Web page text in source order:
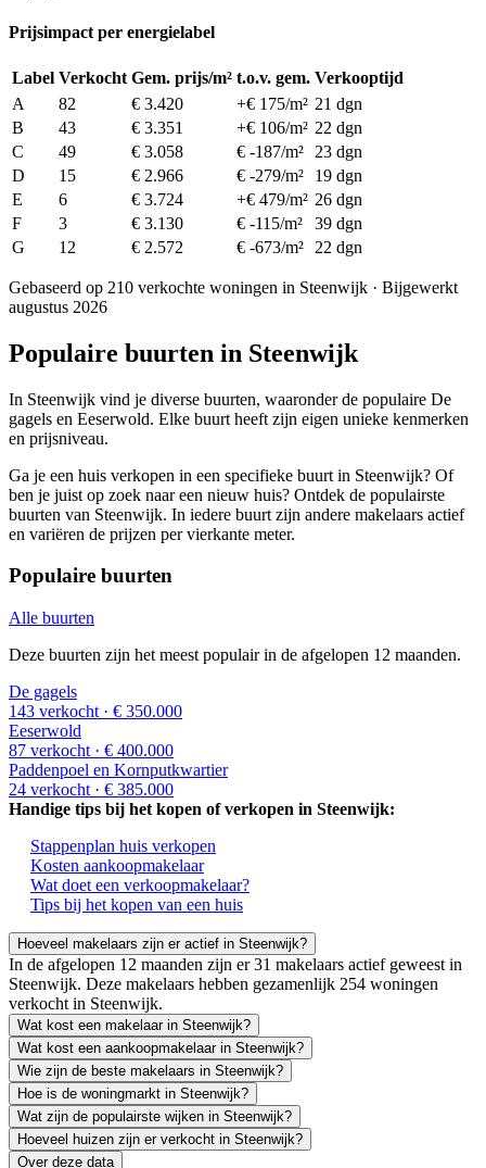
Prijsimpact per energielabel
Label Verkocht Gem. prijs/m² t.o.v. gem. Verkooptijd
A
82 € 3.420 +€ 175/m² 21 dgn
B
43 € 3.351 +€ 106/m² 22 dgn
C
49 € 3.058 € -187/m²
23 dgn
D
15 € 2.966 € -279/m²
19 dgn
E
6 € 3.724 +€ 479/m² 26 dgn
F
3 € 3.130 € -115/m²
39 dgn
G
12 € 2.572 € -673/m² 22 dgn
Gebaseerd op 210 verkochte woningen in Steenwijk · Bijgewerkt
augustus 2026
Populaire buurten in Steenwijk
In Steenwijk vind je diverse buurten, waaronder de populaire De
gagels en Eeserwold. Elke buurt heeft zijn eigen unieke kenmerken
en prijsniveau.
Ga je een huis verkopen in een specifieke buurt in Steenwijk? Of
ben je juist op zoek naar een nieuw huis? Ontdek de populairste
buurten van Steenwijk. In iedere buurt zijn andere makelaars actief
en variëren de prijzen per vierkante meter.
Populaire buurten
Alle buurten
Deze buurten zijn het meest populair in de afgelopen 12 maanden.
De gagels
143 verkocht · € 350.000
Eeserwold
87 verkocht · € 400.000
Paddenpoel en Kornputkwartier
24 verkocht · € 385.000
Handige tips bij het kopen of verkopen in Steenwijk:
Stappenplan huis verkopen
Kosten aankoopmakelaar
Wat doet een verkoopmakelaar?
Tips bij het kopen van een huis
Hoeveel makelaars zijn er actief in Steenwijk?
In de afgelopen 12 maanden zijn er 31 makelaars actief geweest in
Steenwijk. Deze makelaars hebben gezamenlijk 254 woningen
verkocht in Steenwijk.
Wat kost een makelaar in Steenwijk?
Wat kost een aankoopmakelaar in Steenwijk?
Wie zijn de beste makelaars in Steenwijk?
Hoe is de woningmarkt in Steenwijk?
Wat zijn de populairste wijken in Steenwijk?
Hoeveel huizen zijn er verkocht in Steenwijk?
Over deze data